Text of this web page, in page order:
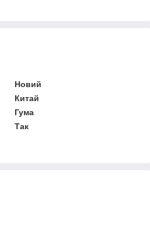
Новий
Китай
Гума
Так